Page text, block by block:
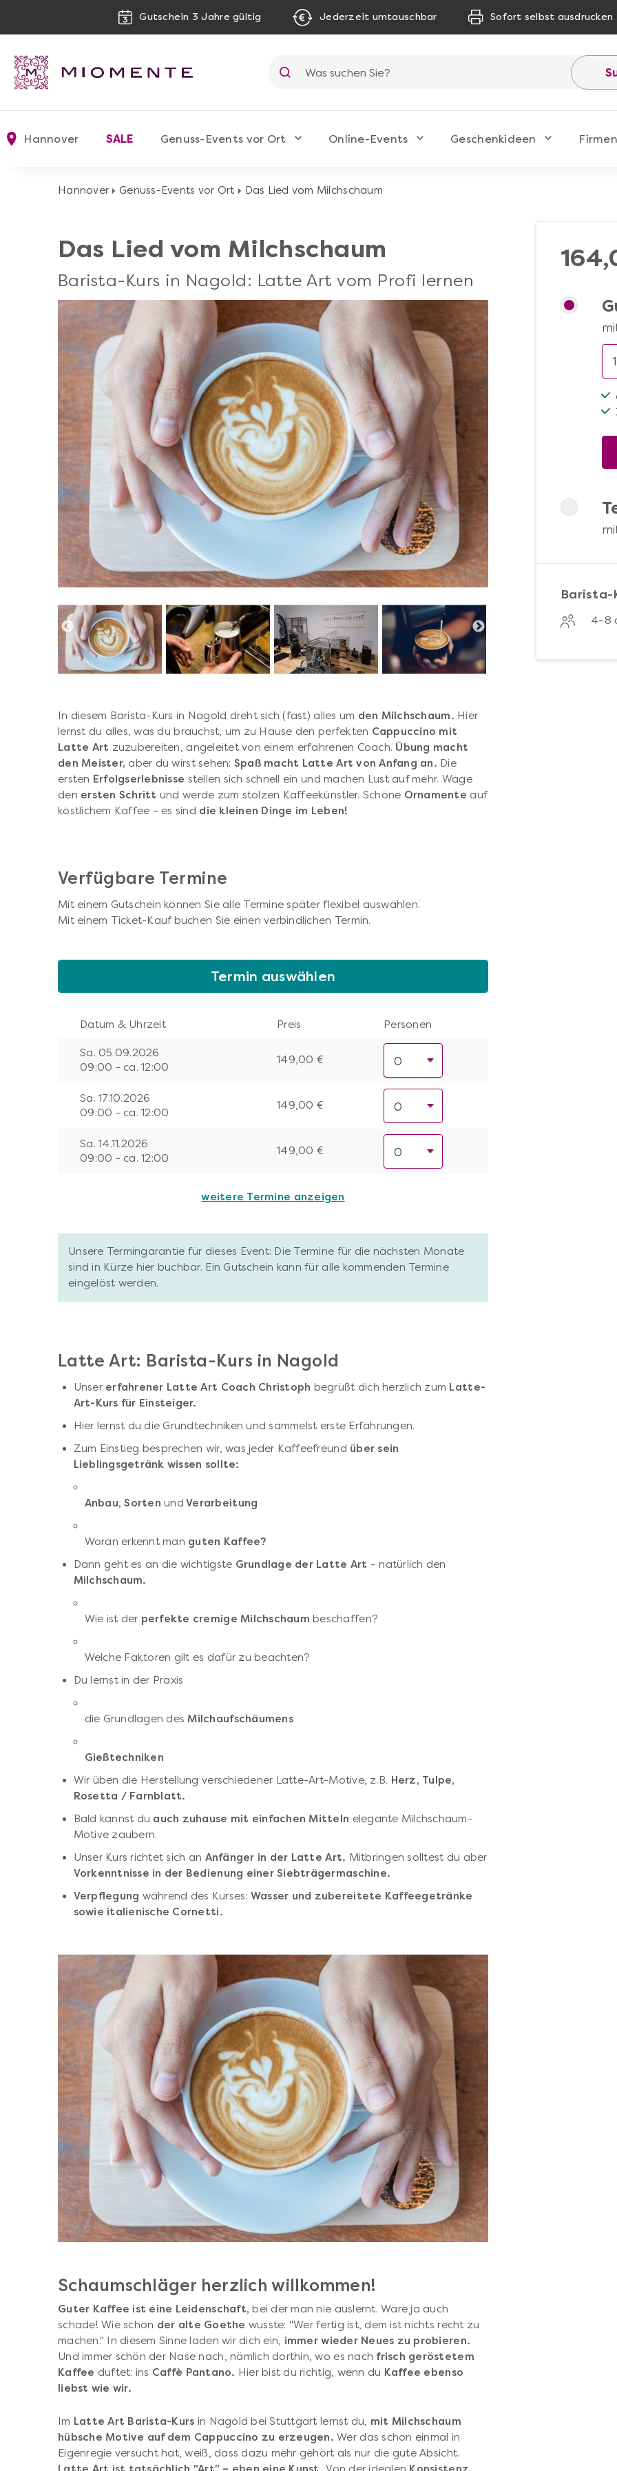
Gutschein 3 Jahre gültig Jederzeit umtauschbar Sofort selbst ausdrucken
Hannover SALE Genuss-Events vor Ort Online-Events Geschenkideen
Hannover Genuss-Events vor Ort Das Lied vom Milchschaum
Das Lied vom Milchschaum
Barista-Kurs in Nagold: Latte Art vom Profi lernen
In diesem Barista-Kurs in Nagold dreht sich (fast) alles um den Milchschaum. Hier
lernst du alles, was du brauchst, um zu Hause den perfekten Cappuccino mit
Latte Art zuzubereiten, angeleitet von einem erfahrenen Coach. Übung macht
den Meister, aber du wirst sehen: Spaß macht Latte Art von Anfang an. Die
ersten Erfolgserlebnisse stellen sich schnell ein und machen Lust auf mehr. Wage
den ersten Schritt und werde zum stolzen Kaffeekünstler. Schöne Ornamente auf
köstlichem Kaffee – es sind die kleinen Dinge im Leben!
Verfügbare Termine
Mit einem Gutschein können Sie alle Termine später flexibel auswählen.
Mit einem Ticket-Kauf buchen Sie einen verbindlichen Termin.
Termin auswählen
Datum & Uhrzeit Preis Personen
Sa. 05.09.2026
09:00 - ca. 12:00
149,00 €
Sa. 17.10.2026
09:00 - ca. 12:00
149,00 €
Sa. 14.11.2026
09:00 - ca. 12:00
149,00 €
weitere Termine anzeigen
Unsere Termingarantie für dieses Event: Die Termine für die nächsten Monate
sind in Kürze hier buchbar. Ein Gutschein kann für alle kommenden Termine
eingelöst werden.
Latte Art: Barista-Kurs in Nagold
Unser erfahrener Latte Art Coach Christoph begrüßt dich herzlich zum Latte-
Art-Kurs für Einsteiger.
Hier lernst du die Grundtechniken und sammelst erste Erfahrungen.
Zum Einstieg besprechen wir, was jeder Kaffeefreund über sein
Lieblingsgetränk wissen sollte:
Anbau, Sortenund Verarbeitung
Woran erkennt man guten Kaffee?
Dann geht es an die wichtigste Grundlage der Latte Art – natürlich den
Milchschaum.
Wie ist der perfekte cremige Milchschaum beschaffen?
Welche Faktoren gilt es dafür zu beachten?
Du lernst in der Praxis
die Grundlagen des Milchaufschäumens
Gießtechniken
Wir üben die Herstellung verschiedener Latte-Art-Motive, z.B. Herz, Tulpe,
Rosetta / Farnblatt.
Bald kannst du auch zuhause mit einfachen Mitteln elegante Milchschaum-
Motive zaubern.
Unser Kurs richtet sich an Anfänger in der Latte Art. Mitbringen solltest du aber
Vorkenntnisse in der Bedienung einer Siebträgermaschine.
Verpflegung während des Kurses: Wasser und zubereitete Kaffeegetränke
sowie italienische Cornetti.
Schaumschläger herzlich willkommen!
Guter Kaffee ist eine Leidenschaft, bei der man nie auslernt. Wäre ja auch
schade! Wie schon der alte Goethe wusste: "Wer fertig ist, dem ist nichts recht zu
machen." In diesem Sinne laden wir dich ein, immer wieder Neues zu probieren.
Und immer schön der Nase nach, nämlich dorthin, wo es nach frisch geröstetem
Kaffee duftet: ins Caffè Pantano. Hier bist du richtig, wenn du Kaffee ebenso
liebst wie wir.
Im Latte Art Barista-Kurs in Nagold bei Stuttgart lernst du, mit Milchschaum
hübsche Motive auf dem Cappuccino zu erzeugen. Wer das schon einmal in
Eigenregie versucht hat, weiß, dass dazu mehr gehört als nur die gute Absicht.
4–8